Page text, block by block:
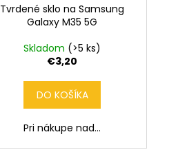
Tvrdené sklo na Samsung
Galaxy M35 5G
Skladom (>5 ks)
€3,20
DO KOŠÍKA
Pri nákupe nad...